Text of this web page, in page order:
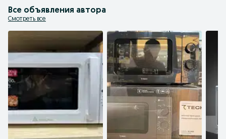
Все объявления автора
Смотреть все